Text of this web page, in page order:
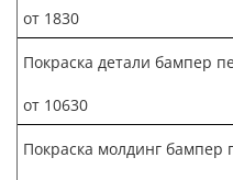
от 1830
Покраска детали бампер
от 10630
Покраска молдинг бампер